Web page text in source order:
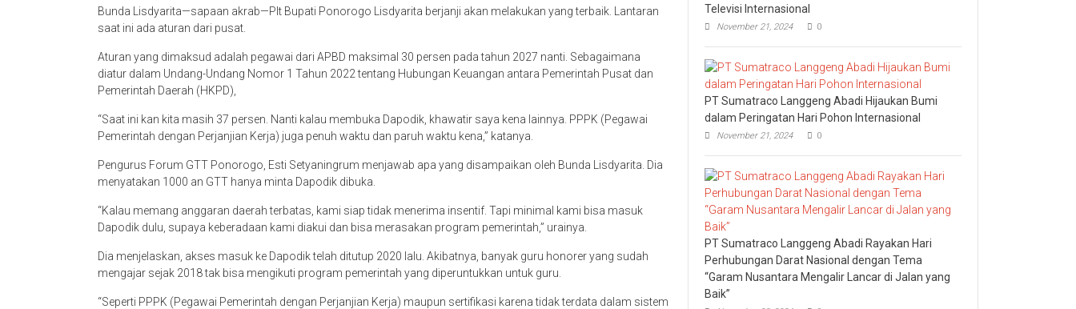
Bunda Lisdyarita—sapaan akrab—Plt Bupati Ponorogo Lisdyarita berjanji akan melakukan yang terbaik. Lantaran
saat ini ada aturan dari pusat.
Aturan yang dimaksud adalah pegawai dari APBD maksimal 30 persen pada tahun 2027 nanti. Sebagaimana
diatur dalam Undang-Undang Nomor 1 Tahun 2022 tentang Hubungan Keuangan antara Pemerintah Pusat dan
Pemerintah Daerah (HKPD),
“Saat ini kan kita masih 37 persen. Nanti kalau membuka Dapodik, khawatir saya kena lainnya. PPPK (Pegawai
Pemerintah dengan Perjanjian Kerja) juga penuh waktu dan paruh waktu kena,” katanya.
Pengurus Forum GTT Ponorogo, Esti Setyaningrum menjawab apa yang disampaikan oleh Bunda Lisdyarita. Dia
menyatakan 1000 an GTT hanya minta Dapodik dibuka.
“Kalau memang anggaran daerah terbatas, kami siap tidak menerima insentif. Tapi minimal kami bisa masuk
Dapodik dulu, supaya keberadaan kami diakui dan bisa merasakan program pemerintah,” urainya.
Dia menjelaskan, akses masuk ke Dapodik telah ditutup 2020 lalu. Akibatnya, banyak guru honorer yang sudah
mengajar sejak 2018 tak bisa mengikuti program pemerintah yang diperuntukkan untuk guru.
“Seperti PPPK (Pegawai Pemerintah dengan Perjanjian Kerja) maupun sertifikasi karena tidak terdata dalam sistem
Televisi Internasional
November 21, 2024 0
PT Sumatraco Langgeng Abadi Hijaukan Bumi
dalam Peringatan Hari Pohon Internasional
November 21, 2024 0
PT Sumatraco Langgeng Abadi Rayakan Hari
Perhubungan Darat Nasional dengan Tema
“Garam Nusantara Mengalir Lancar di Jalan yang
Baik”